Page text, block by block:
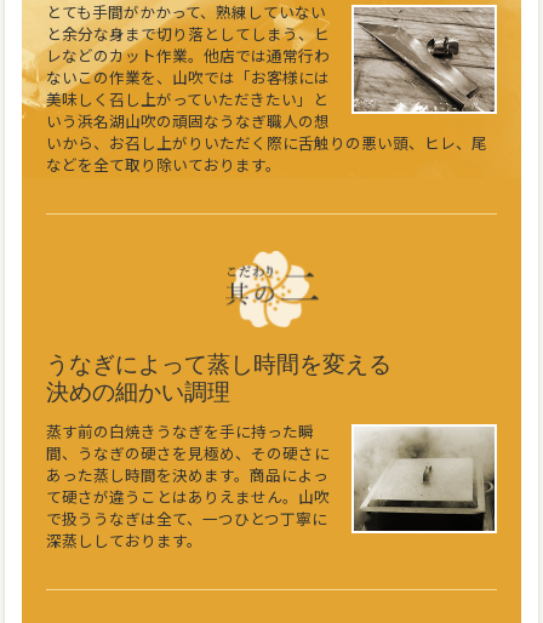
とても手間がかかって、熟練していない
と余分な身まで切り落としてしまう、ヒ
レなどのカット作業。他店では通常行わ
ないこの作業を、山吹では「お客様には
美味しく召し上がっていただきたい」と
いう浜名湖山吹の頑固なうなぎ職人の想
いから、お召し上がりいただく際に舌触りの悪い頭、ヒレ、尾
などを全て取り除いております。
うなぎによって蒸し時間を変える
決めの細かい調理
蒸す前の白焼きうなぎを手に持った瞬
間、うなぎの硬さを見極め、その硬さに
あった蒸し時間を決めます。商品によっ
て硬さが違うことはありえません。山吹
で扱ううなぎは全て、一つひとつ丁寧に
深蒸ししております。